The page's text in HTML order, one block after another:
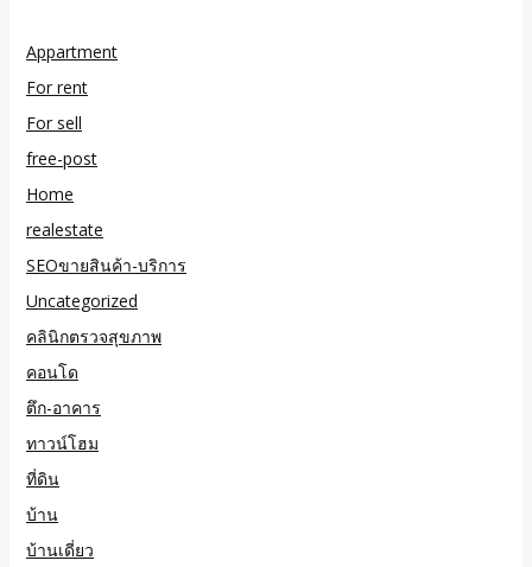
Appartment
For rent
For sell
free-post
Home
realestate
SEOขายสินค้า-บริการ
Uncategorized
คลินิกตรวจสุขภาพ
คอนโด
ตึก-อาคาร
ทาวน์โฮม
ที่ดิน
บ้าน
บ้านเดี่ยว